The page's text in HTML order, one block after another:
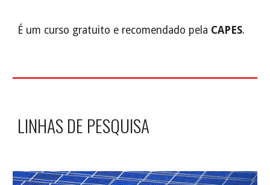
É um curso gratuito e recomendado pela CAPES.
LINHAS DE PESQUISA